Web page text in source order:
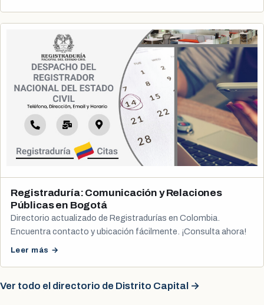
Registraduría: Comunicación y Relaciones
Públicas en Bogotá
Directorio actualizado de Registradurías en Colombia.
Encuentra contacto y ubicación fácilmente. ¡Consulta ahora!
Leer más →
Ver todo el directorio de Distrito Capital →